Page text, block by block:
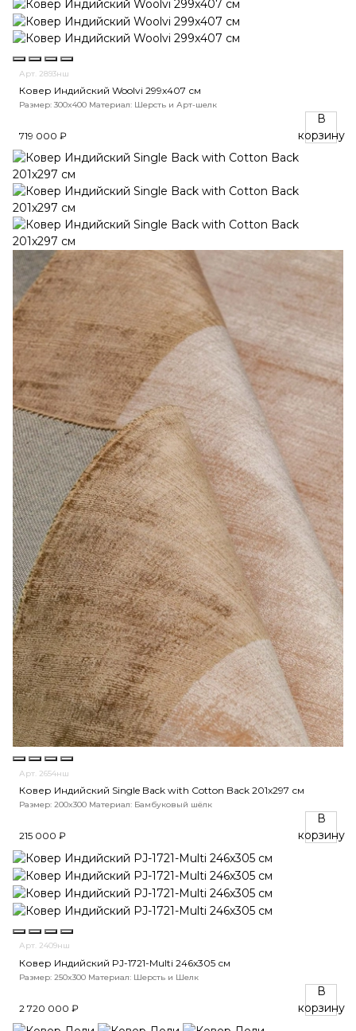
Арт. 2893нш
Ковер Индийский Woolvi 299x407 см
Размер: 300x400 Материал: Шерсть и Арт-шелк
719 000 ₽
В
корзину
Арт. 2654нш
Ковер Индийский Single Back with Cotton Back 201x297 см
Размер: 200x300 Материал: Бамбуковый шёлк
215 000 ₽
В
корзину
Арт. 2409нш
Ковер Индийский PJ-1721-Multi 246x305 см
Размер: 250x300 Материал: Шерсть и Шелк
2 720 000 ₽
В
корзину